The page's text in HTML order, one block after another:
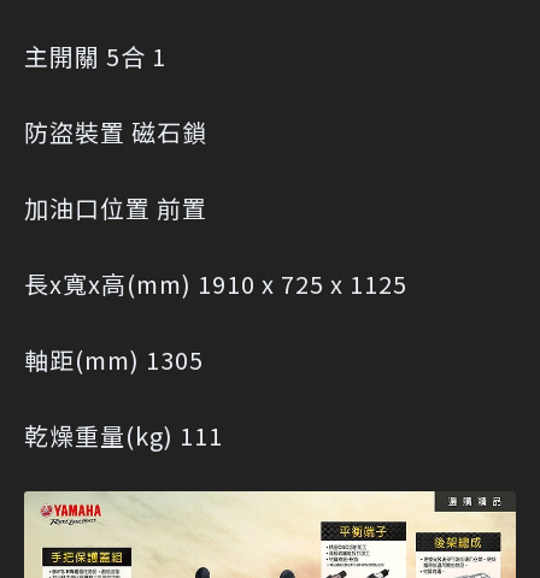
主開關 5合 1
防盜裝置 磁石鎖
加油口位置 前置
長x寬x高(mm) 1910 x 725 x 1125
軸距(mm) 1305
乾燥重量(kg) 111